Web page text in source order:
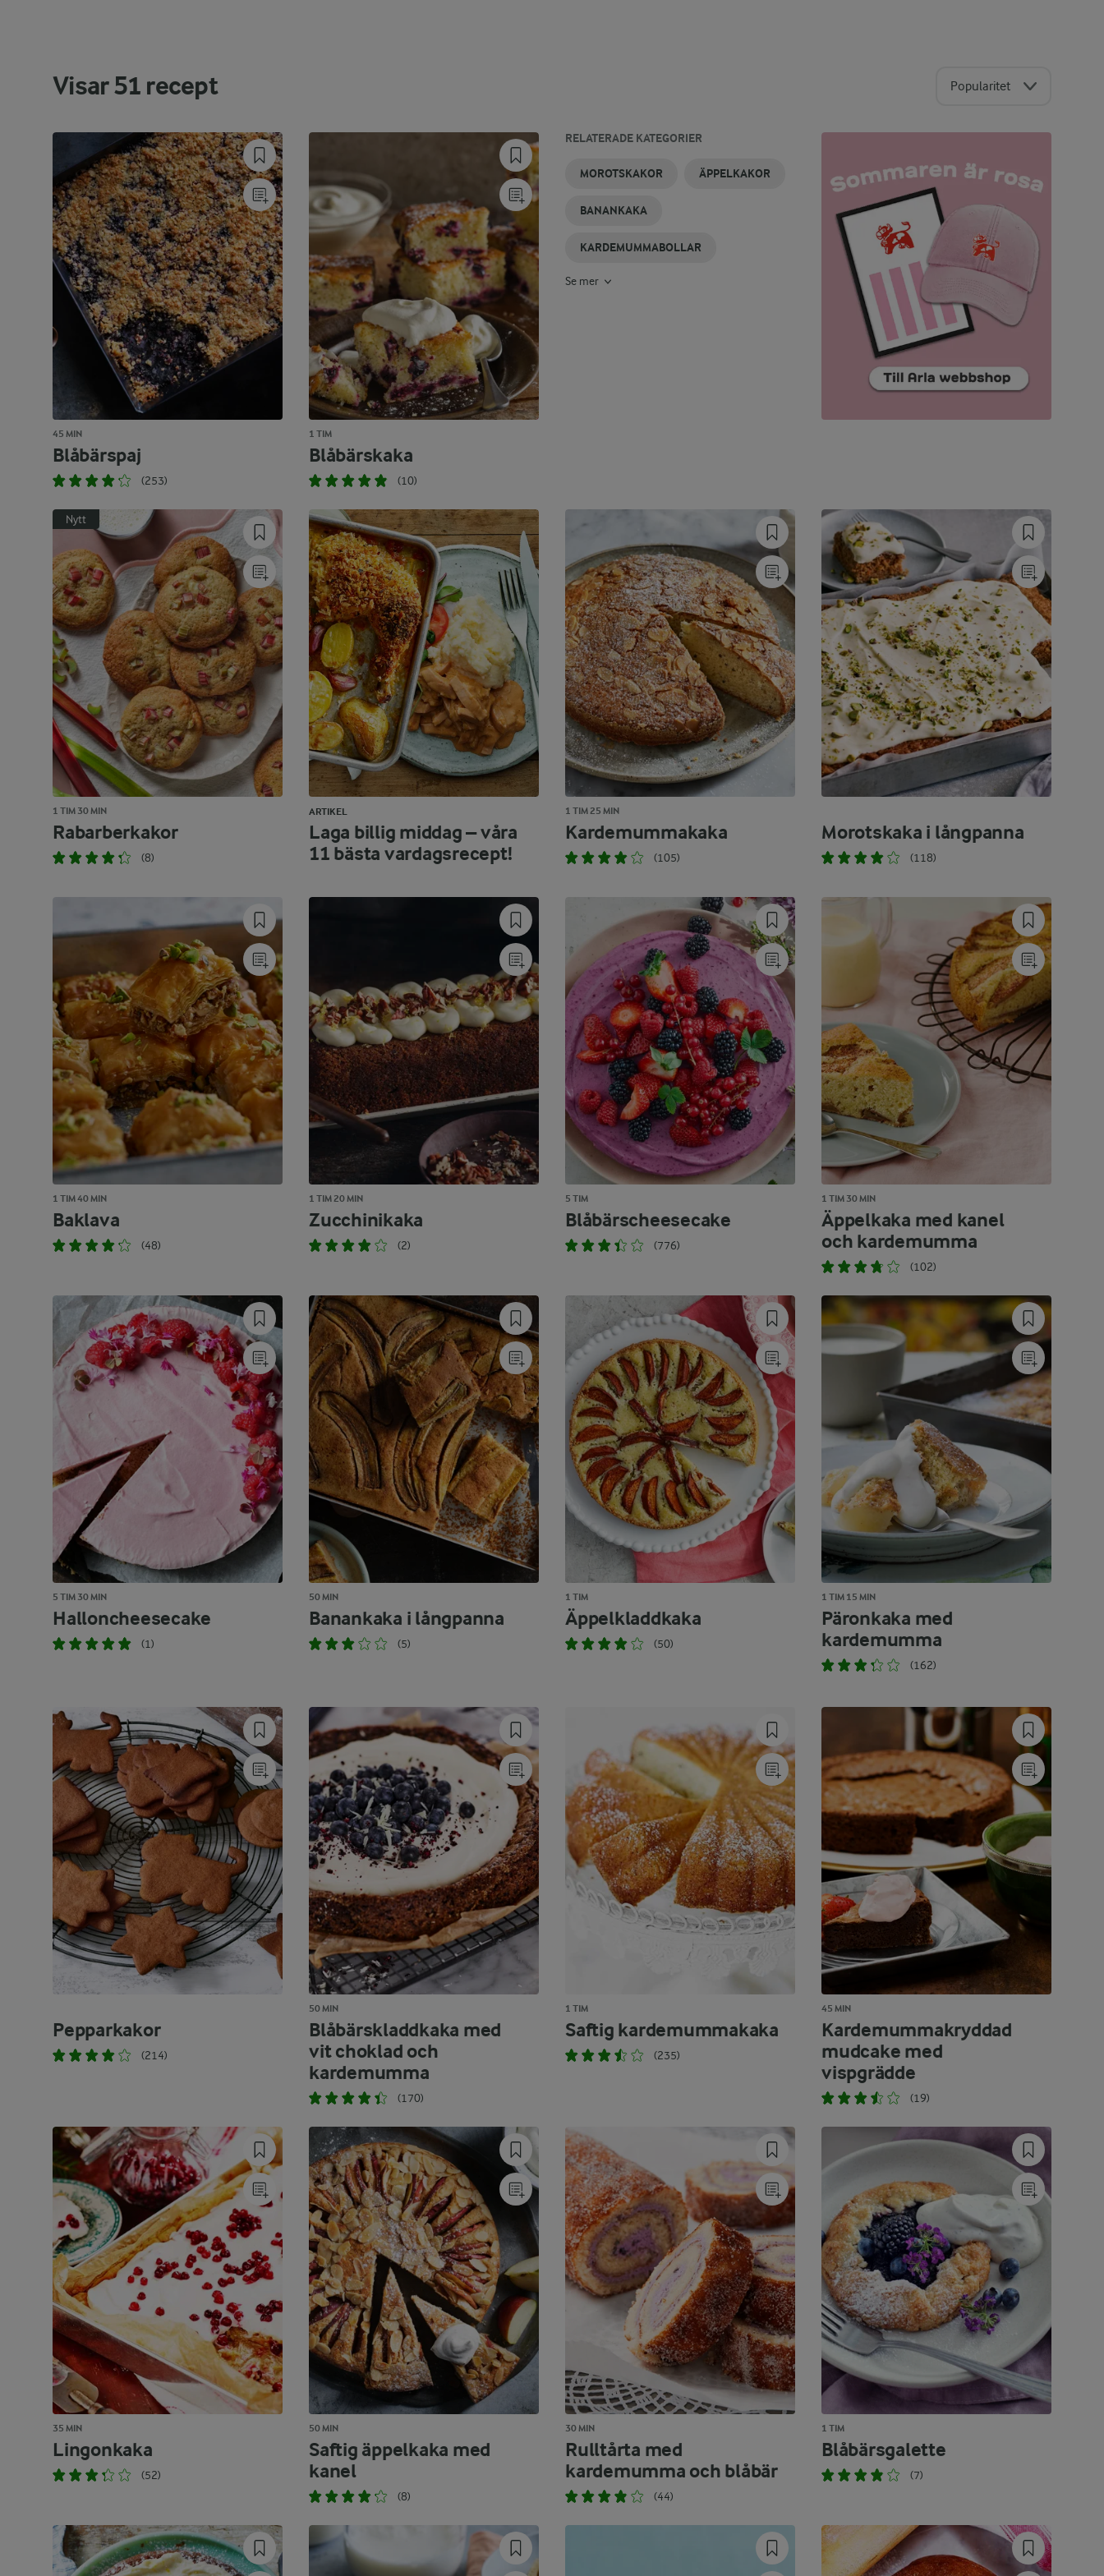
Visar51 recept Popularitet
45 MIN
Blåbärspaj
(253)
1 TIM
Blåbärskaka
(10)
RELATERADE KATEGORIER
MOROTSKAKOR ÄPPELKAKOR
BANANKAKA
KARDEMUMMABOLLAR
KAKOR
MUGGKAKOR
SMÅKAKOR
CHOKLADKAKA
SIRAPSKAKA
SMÖRKAKOR
Se mer
Nytt
1 TIM 30 MIN
Rabarberkakor
(8)
ARTIKEL
Laga billig middag – våra
11 bästa vardagsrecept!
1 TIM 25 MIN
Kardemummakaka
(105)
Morotskaka i långpanna
(118)
1 TIM 40 MIN
Baklava
(48)
1 TIM 20 MIN
Zucchinikaka
(2)
5 TIM
Blåbärscheesecake
(776)
1 TIM 30 MIN
Äppelkaka med kanel
och kardemumma
(102)
5 TIM 30 MIN
Halloncheesecake
(1)
50 MIN
Banankaka i långpanna
(5)
1 TIM
Äppelkladdkaka
(50)
1 TIM 15 MIN
Päronkaka med
kardemumma
(162)
Pepparkakor
(214)
50 MIN
Blåbärskladdkaka med
vit choklad och
kardemumma
(170)
1 TIM
Saftig kardemummakaka
(235)
45 MIN
Kardemummakryddad
mudcake med
vispgrädde
(19)
35 MIN
Lingonkaka
(52)
50 MIN
Saftig äppelkaka med
kanel
(8)
30 MIN
Rulltårta med
kardemumma och blåbär
(44)
1 TIM
Blåbärsgalette
(7)